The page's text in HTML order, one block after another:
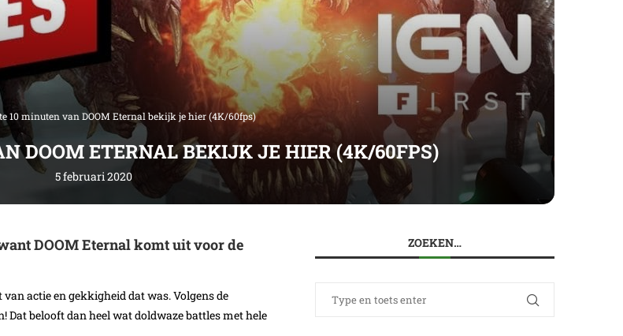
10 minuten van DOOM Eternal bekijk je hier (4K/60fps)
DOOM ETERNAL BEKIJK JE HIER (4K/60FPS)
5 februari 2020
DOOM Eternal komt uit voor de
actie en gekkigheid dat was. Volgens de
belooft dan heel wat doldwaze battles met hele
ZOEKEN…